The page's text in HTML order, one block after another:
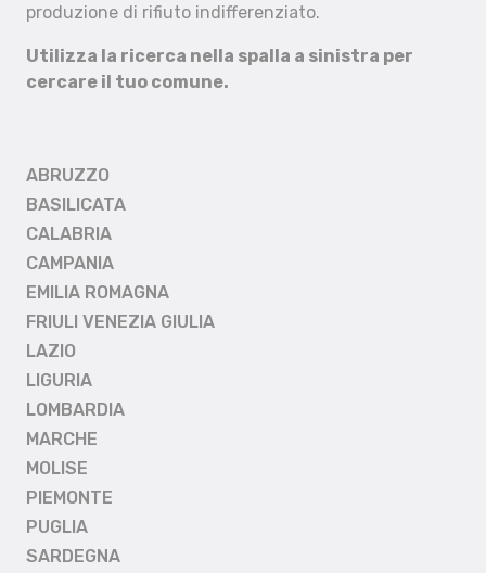
produzione di rifiuto indifferenziato.
Utilizza la ricerca nella spalla a sinistra per
cercare il tuo comune.
ABRUZZO
BASILICATA
CALABRIA
CAMPANIA
EMILIA ROMAGNA
FRIULI VENEZIA GIULIA
LAZIO
LIGURIA
LOMBARDIA
MARCHE
MOLISE
PIEMONTE
PUGLIA
SARDEGNA